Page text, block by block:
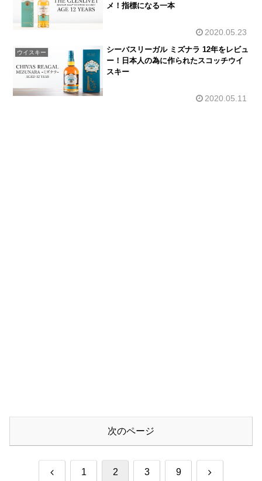
メ！指標になる一本
2020.05.23
ウイスキー
シーバスリーガル ミズナラ 12年をレビュ
ー！日本人の為に作られたスコッチウイ
スキー
2020.05.11
次のページ
前 1 2 3 9 次